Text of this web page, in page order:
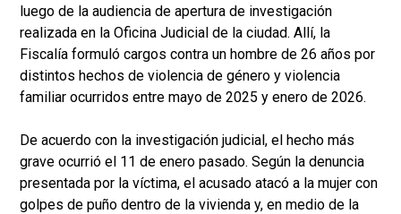
luego de la audiencia de apertura de investigación
realizada en la Oficina Judicial de la ciudad. Allí, la
Fiscalía formuló cargos contra un hombre de 26 años por
distintos hechos de violencia de género y violencia
familiar ocurridos entre mayo de 2025 y enero de 2026.
De acuerdo con la investigación judicial, el hecho más
grave ocurrió el 11 de enero pasado. Según la denuncia
presentada por la víctima, el acusado atacó a la mujer con
golpes de puño dentro de la vivienda y, en medio de la